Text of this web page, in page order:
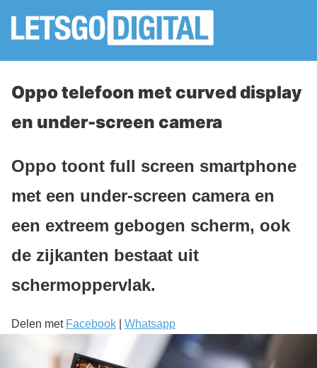
Oppo telefoon met curved display
en under-screen camera
Oppo toont full screen smartphone
met een under-screen camera en
een extreem gebogen scherm, ook
de zijkanten bestaat uit
schermoppervlak.
Delen met Facebook Whatsapp